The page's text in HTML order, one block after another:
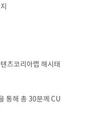
츠코리아랩 해시태
통해 총 30분께 CU